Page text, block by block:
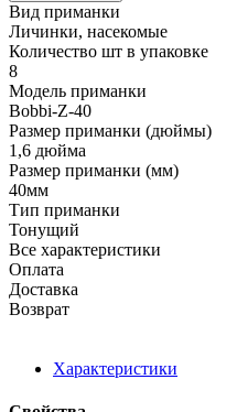
Вид приманки
Личинки, насекомые
Количество шт в упаковке
8
Модель приманки
Bobbi-Z-40
Размер приманки (дюймы)
1,6 дюйма
Размер приманки (мм)
40мм
Тип приманки
Тонущий
Все характеристики
Оплата
Доставка
Возврат
Характеристики